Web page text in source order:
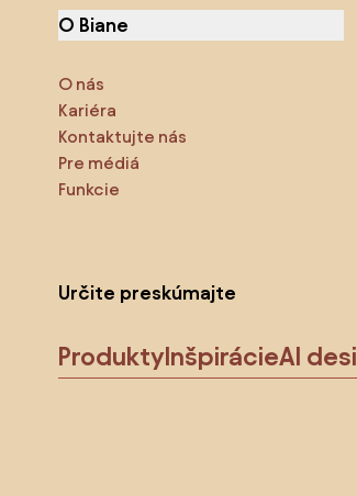
O Biane
O nás
Kariéra
Kontaktujte nás
Pre médiá
Funkcie
Určite preskúmajte
ProduktyInšpirácieAI